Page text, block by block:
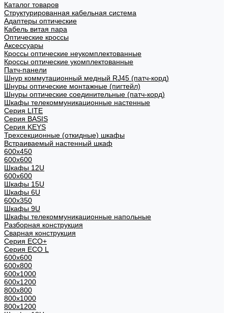
Каталог товаров
Структурированная кабельная система
Адаптеры оптические
Кабель витая пара
Оптические кроссы
Аксессуары
Кроссы оптические неукомплектованные
Кроссы оптические укомплектованные
Патч-панели
Шнур коммутационный медный RJ45 (патч-корд)
Шнуры оптические монтажные (пигтейл)
Шнуры оптические соединительные (патч-корд)
Шкафы телекоммуникационные настенные
Cерия LITE
Cерия BASIS
Cерия KEYS
Трехсекционные (откидные) шкафы
Встраиваемый настенный шкаф
600x450
600x600
Шкафы 12U
600x600
Шкафы 15U
Шкафы 6U
600x350
Шкафы 9U
Шкафы телекоммуникационные напольные
Разборная конструкция
Сварная конструкция
Серия ECO+
Серия ECO L
600x600
600x800
600х1000
600х1200
800x800
800х1000
800х1200